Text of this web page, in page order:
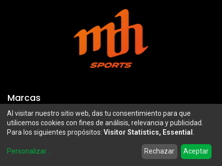
Wishlist Account
Marcas
Troy Lee Designs
100%
Airoh
Mazawi
SIDI
Al visitar nuestro sitio web, das tu consentimiento para que
utilicemos cookies con fines de análisis, relevancia y publicidad.
Para los siguientes propósitos: Visitor Statistics, Essential
Personalizar... Rechazar Aceptar